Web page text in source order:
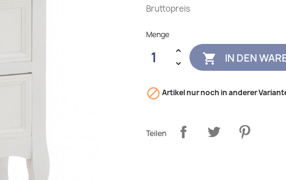
Bruttopreis
Menge
 IN DEN
 Artikel nur noch in anderer
Teilen